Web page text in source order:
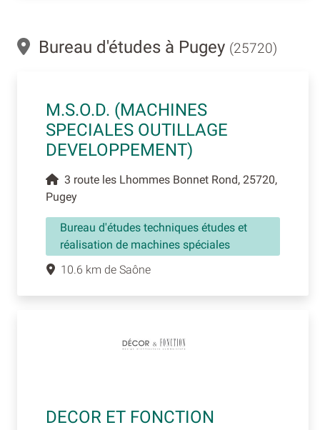
Bureau d'études à Pugey (25720)
M.S.O.D. (MACHINES
SPECIALES OUTILLAGE
DEVELOPPEMENT)
3 route les Lhommes Bonnet Rond, 25720,
Pugey
Bureau d'études techniques études et
réalisation de machines spéciales
10.6 km de Saône
DECOR ET FONCTION